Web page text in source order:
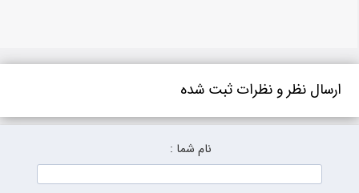
ارسال نظر و نظرات ثبت شده
نام شما :